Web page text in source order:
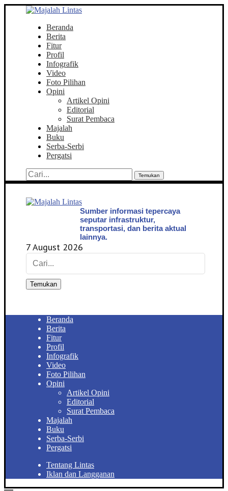
Beranda
Berita
Fitur
Profil
Infografik
Video
Foto Pilihan
Opini
Artikel Opini
Editorial
Surat Pembaca
Majalah
Buku
Serba-Serbi
Pergatsi
Temukan
Sumber informasi tepercaya
seputar infrastruktur,
transportasi, dan berita aktual
lainnya.
7 August 2026
Temukan
Beranda
Berita
Fitur
Profil
Infografik
Video
Foto Pilihan
Opini
Artikel Opini
Editorial
Surat Pembaca
Majalah
Buku
Serba-Serbi
Pergatsi
Tentang Lintas
Iklan dan Langganan